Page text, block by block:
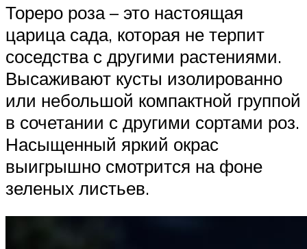
Тореро роза – это настоящая
царица сада, которая не терпит
соседства с другими растениями.
Высаживают кусты изолированно
или небольшой компактной группой
в сочетании с другими сортами роз.
Насыщенный яркий окрас
выигрышно смотрится на фоне
зеленых листьев.